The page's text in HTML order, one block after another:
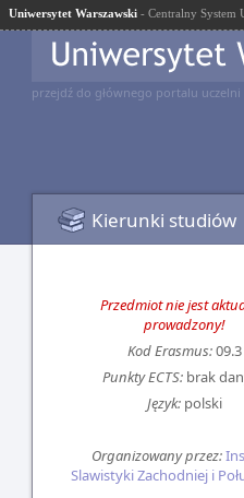
Uniwersytet Warszawski - Centralny System
przejdź do głównego portalu uczelni
Kierunki studiów
Przedmiot nie jest
prowadzony!
Kod Erasmus:09.3
Punkty ECTS:brak
Język:polski
Organizowany przez:
Slawistyki Zachodniej i